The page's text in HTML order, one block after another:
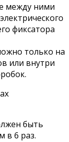
между ними
фиксатора
только на
или внутри
быть
в 6 раз.